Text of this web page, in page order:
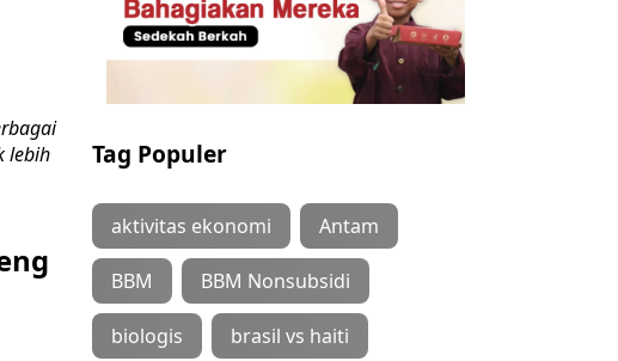
lebih
Tag Populer
aktivitas ekonomi Antam
BBM BBM Nonsubsidi
biologis brasil vs haiti